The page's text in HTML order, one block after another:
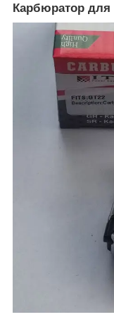
Карбюратор для